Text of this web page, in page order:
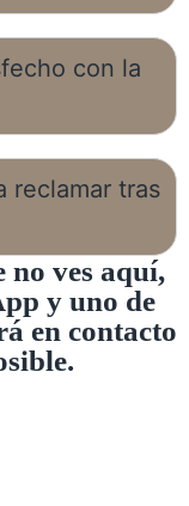
con la
reclamar tras
no ves aquí,
y uno de
en contacto